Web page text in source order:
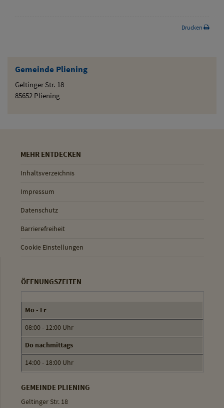
Gemeinde Pliening
Geltinger Str. 18
85652 Pliening
Drucken
MEHR ENTDECKEN
Inhaltsverzeichnis
Impressum
Datenschutz
Barrierefreiheit
Cookie Einstellungen
ÖFFNUNGSZEITEN
Mo - Fr
08:00 - 12:00 Uhr
Do nachmittags
14:00 - 18:00 Uhr
GEMEINDE PLIENING
Geltinger Str. 18